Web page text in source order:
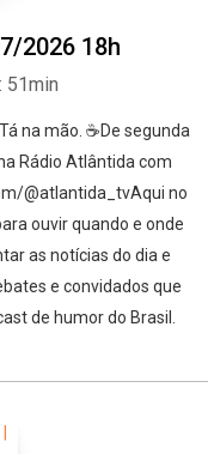
2026 18h
51min
na mão. ☕De segunda
Rádio Atlântida com
@atlantida_tvAqui no
ouvir quando e onde
as notícias do dia e
e convidados que
de humor do Brasil.